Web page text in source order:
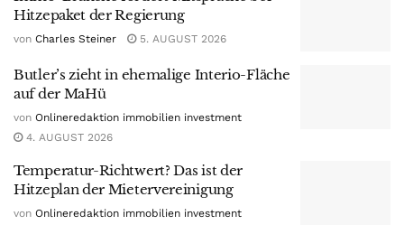
Hitzepaket der Regierung
von Charles Steiner 5. AUGUST 2026
Butler’s zieht in ehemalige Interio-Fläche
auf der MaHü
von Onlineredaktion immobilien investment
4. AUGUST 2026
Temperatur-Richtwert? Das ist der
Hitzeplan der Mietervereinigung
von Onlineredaktion immobilien investment